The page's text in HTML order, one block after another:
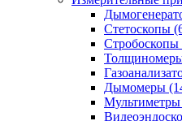
Стетоскопы
Стробоскопы
Дымомеры
Мультиметры